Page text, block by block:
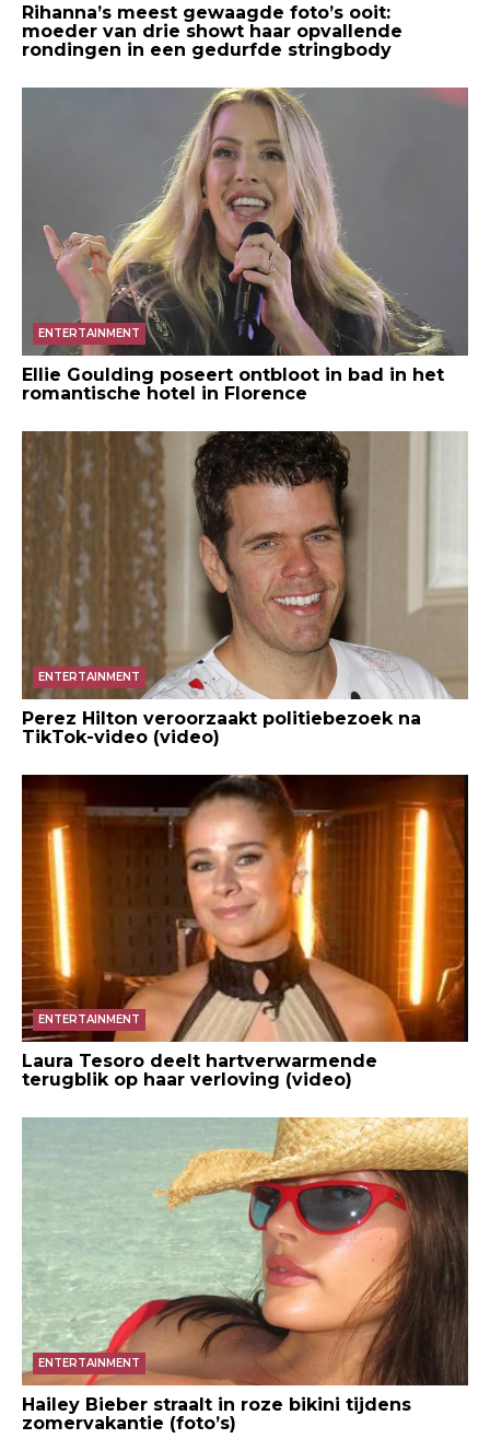
Rihanna’s meest gewaagde foto’s ooit:
moeder van drie showt haar opvallende
rondingen in een gedurfde stringbody
ENTERTAINMENT
Ellie Goulding poseert ontbloot in bad in het
romantische hotel in Florence
ENTERTAINMENT
Perez Hilton veroorzaakt politiebezoek na
TikTok-video (video)
ENTERTAINMENT
Laura Tesoro deelt hartverwarmende
terugblik op haar verloving (video)
ENTERTAINMENT
Hailey Bieber straalt in roze bikini tijdens
zomervakantie (foto’s)